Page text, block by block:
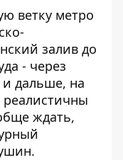
ветку метро
залив до
- через
дальше, на
ждать,